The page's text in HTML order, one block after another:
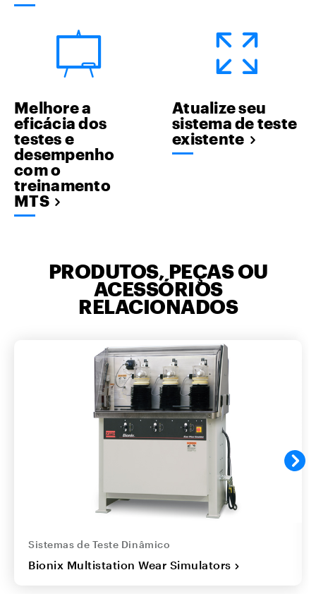
Melhore a
eficácia dos
testes e
desempenho
com o
treinamento
MTS
Atualize seu
sistema de teste
existente
PRODUTOS, PEÇAS OU
ACESSÓRIOS
RELACIONADOS
Sistemas de Teste Dinâmico
Bionix Multistation Wear Simulators